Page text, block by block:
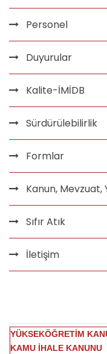
Personel
Duyurular
Kalite-İMİDB
Sürdürülebilirlik
Formlar
Kanun,
Sıfır Atık
İletişim
YÜKSEKÖĞRETİM
KAMU İHALE KANUNU